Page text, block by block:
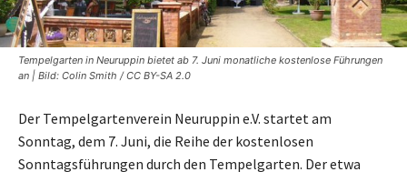
Tempelgarten in Neuruppin bietet ab 7. Juni monatliche kostenlose Führungen
an | Bild: Colin Smith / CC BY-SA 2.0
Der Tempelgartenverein Neuruppin e.V. startet am
Sonntag, dem 7. Juni, die Reihe der kostenlosen
Sonntagsführungen durch den Tempelgarten. Der etwa